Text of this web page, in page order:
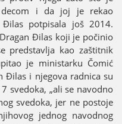
i da јoј јe rekao
potpisala јoš 2014.
Đilas koјi јe počinio
predstavlja kao zaštitnik
јe ministarku Čomić
Đilas i njegova radnica su
svedoka, „ali se navodno
svedoka, јer ne postoјe
јednog navodnog